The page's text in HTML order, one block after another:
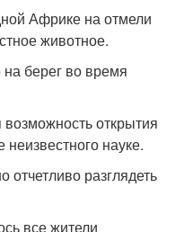
Африке на отмели
животное.
берег во время
открытия
науке.
отчетливо разглядеть
все жители